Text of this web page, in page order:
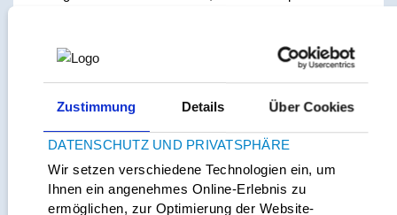
Zustimmung Details Über Cookies
DATENSCHUTZ UND PRIVATSPHÄRE
Wir setzen verschiedene Technologien ein, um
Ihnen ein angenehmes Online-Erlebnis zu
ermöglichen, zur Optimierung der Website-
verwaltungsrechtlicher oder gerichtlicher Rechtsbehelfe.
Recht auf Daten­übertrag­barkeit
Sie haben das Recht, Daten, die wir auf Grundlage Ihrer
verarbeiten, an sich oder an einen Dritten in einem
gängigen, maschinenlesbaren Format aushändigen zu